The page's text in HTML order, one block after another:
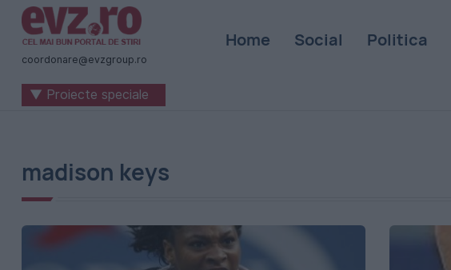
Știri
naționale
internaționale
România
-
coordonare@evzgroup.ro
Home Social Politica
▼ Proiecte speciale
madison keys